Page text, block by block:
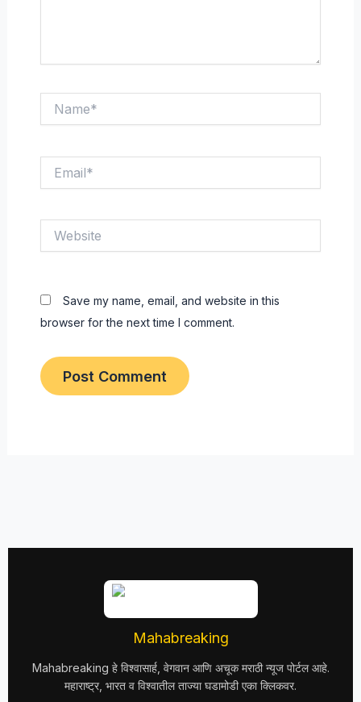
Save my name, email, and website in this
browser for the next time I comment.
Mahabreaking
Mahabreaking हे विश्वासार्ह, वेगवान आणि अचूक मराठी न्यूज पोर्टल आहे.
महाराष्ट्र, भारत व विश्वातील ताज्या घडामोडी एका क्लिकवर.